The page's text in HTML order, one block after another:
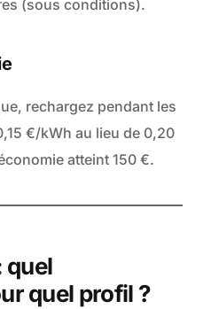
(sous conditions).
rechargez pendant les
€/kWh au lieu de 0,20
atteint 150 €.
quel
quel profil ?